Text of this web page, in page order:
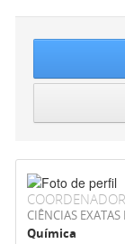
CIÊNCIAS EXATAS
Química